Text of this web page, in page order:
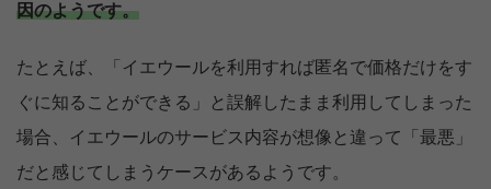
因のようです。
たとえば、「イエウールを利用すれば匿名で価格だけをす
ぐに知ることができる」と誤解したまま利用してしまった
場合、イエウールのサービス内容が想像と違って「最悪」
だと感じてしまうケースがあるようです。